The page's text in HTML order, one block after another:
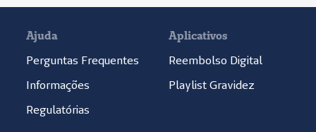
Ajuda
Perguntas Frequentes
Informações
Regulatórias
Aplicativos
Reembolso Digital
Playlist Gravidez